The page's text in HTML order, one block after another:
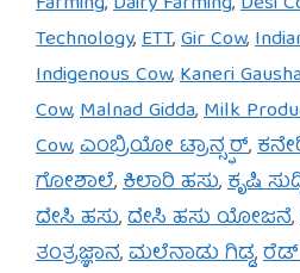
Technology,ETT,Gir Cow,
Indigenous Cow,Kaneri
Cow,Malnad Gidda,Milk
Cow,ಎಂಬ್ರಿಯೋ ಟ್ರಾನ್ಸ್ಫರ್,
ಗೋಶಾಲೆ,ಕಿಲಾರಿ ಹಸು,ಕೃಷಿ
ದೇಸಿ ಹಸು,ದೇಸಿ ಹಸು ಯೋಜನೆ,
ತಂತ್ರಜ್ಞಾನ,ಮಲೆನಾಡು ಗಿಡ್ಡ,